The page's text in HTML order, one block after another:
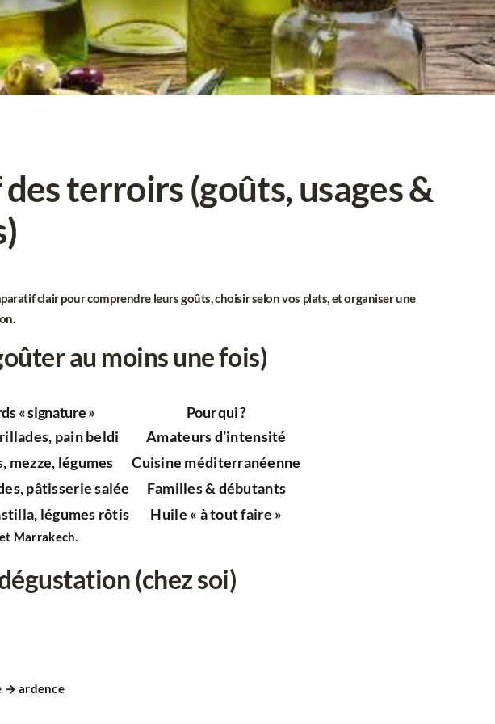
terroirs(goûts, usages &
clairpour comprendre leurs goûts, choisir selon vos plats, et organiser une
.
au moins une fois)
« signature »
Pour qui ?
pain beldi
Amateurs d’intensité
mezze, légumes
Cuisine méditerranéenne
pâtisserie salée
Familles & débutants
légumes rôtis Huile « à tout faire »
et Marrakech.
(chez soi)
→ ardence